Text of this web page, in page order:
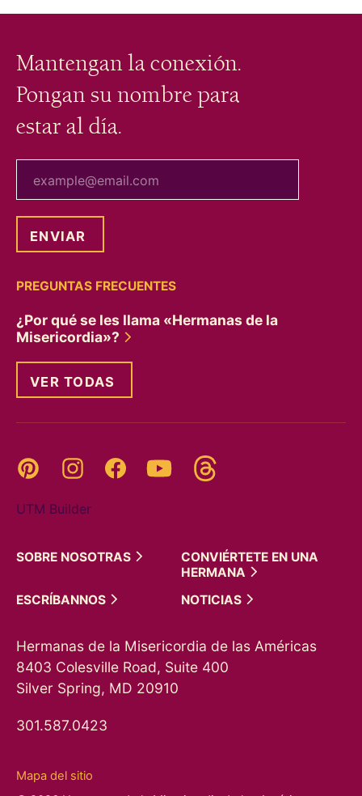
Mantengan la conexión.
Pongan su nombre para
estar al día.
PREGUNTAS FRECUENTES
¿Por qué se les llama «Hermanas de la
Misericordia»?
VER TODAS
Pinterest InstagramFacebookYouTube
UTM Builder
SOBRE NOSOTRAS
CONVIÉRTETE EN UNA
HERMANA
ESCRÍBANNOS
NOTICIAS
Hermanas de la Misericordia de las Américas
8403 Colesville Road, Suite 400
Silver Spring, MD 20910
301.587.0423
Mapa del sitio